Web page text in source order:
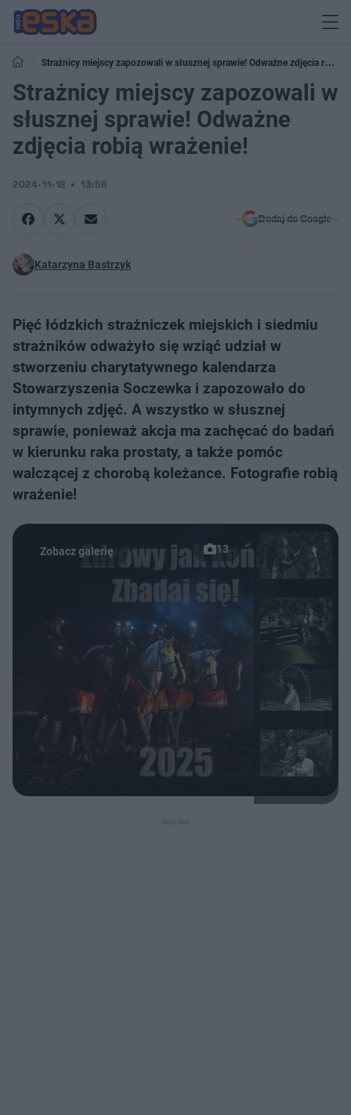
Strażnicy miejscy zapozowali w słusznej sprawie! Odważne zdjęcia robią
wrażenie!
Strażnicy miejscy zapozowali w
słusznej sprawie! Odważne
zdjęcia robią wrażenie!
2024-11-18 13:56
Dodaj do Google
Katarzyna Bastrzyk
Pięć łódzkich strażniczek miejskich i siedmiu
strażników odważyło się wziąć udział w
stworzeniu charytatywnego kalendarza
Stowarzyszenia Soczewka i zapozowało do
intymnych zdjęć. A wszystko w słusznej
sprawie, ponieważ akcja ma zachęcać do badań
w kierunku raka prostaty, a także pomóc
walczącej z chorobą koleżance. Fotografie robią
wrażenie!
13